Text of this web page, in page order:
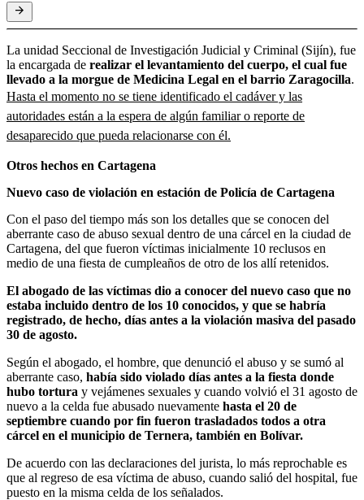
La unidad Seccional de Investigación Judicial y Criminal (Sijín), fue
la encargada de realizar el levantamiento del cuerpo, el cual fue
llevado a la morgue de Medicina Legal en el barrio Zaragocilla.
Hasta el momento no se tiene identificado el cadáver y las
autoridades están a la espera de algún familiar o reporte de
desaparecido que pueda relacionarse con él.
Otros hechos en Cartagena
Nuevo caso de violación en estación de Policía de Cartagena
Con el paso del tiempo más son los detalles que se conocen del
aberrante caso de abuso sexual dentro de una cárcel en la ciudad de
Cartagena, del que fueron víctimas inicialmente 10 reclusos en
medio de una fiesta de cumpleaños de otro de los allí retenidos.
El abogado de las víctimas dio a conocer del nuevo caso que no
estaba incluido dentro de los 10 conocidos, y que se habría
registrado, de hecho, días antes a la violación masiva del pasado
30 de agosto.
Según el abogado, el hombre, que denunció el abuso y se sumó al
aberrante caso, había sido violado días antes a la fiesta donde
hubo tortura y vejámenes sexuales y cuando volvió el 31 agosto de
nuevo a la celda fue abusado nuevamente hasta el 20 de
septiembre cuando por fin fueron trasladados todos a otra
cárcel en el municipio de Ternera, también en Bolívar.
De acuerdo con las declaraciones del jurista, lo más reprochable es
que al regreso de esa víctima de abuso, cuando salió del hospital, fue
puesto en la misma celda de los señalados.